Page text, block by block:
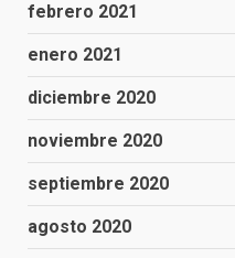
febrero 2021
enero 2021
diciembre 2020
noviembre 2020
septiembre 2020
agosto 2020